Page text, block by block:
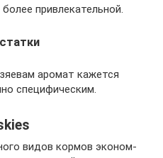
привлекательной.
аромат кажется
специфическим.
видов кормов эконом-